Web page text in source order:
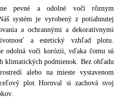
pevné a odolné voči rôznym
systém je vyrobený z potiahnutej
a ochrannými a dekoratívnymi
a estetický vzhľad plotu.
odolná voči korózii, vďaka čomu sú
klimatických podmienok. Bez ohľadu
alebo na mieste vystavenom
plot Hornval si zachová svoj